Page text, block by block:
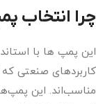
چرا انتخاب
این پمپ ها با
کاربردهای صنعتی که
مناسب‌اند. این